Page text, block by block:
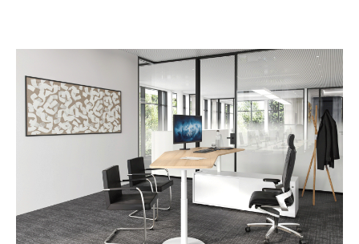
Irlande du Nord (UK)(GB)
Israël(IL)
Italie(IT)
Japon(JP)
Kazakhstan (KZ)
Kenya(KE)
Koweït(KW)